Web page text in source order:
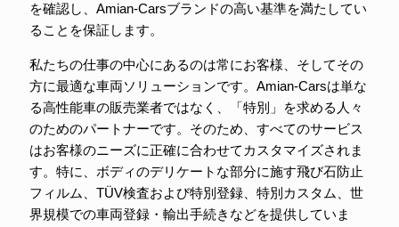
を確認し、Amian-Carsブランドの高い基準を満たしてい
ることを保証します。
私たちの仕事の中心にあるのは常にお客様、そしてその
方に最適な車両ソリューションです。Amian-Carsは単な
る高性能車の販売業者ではなく、「特別」を求める人々
のためのパートナーです。そのため、すべてのサービス
はお客様のニーズに正確に合わせてカスタマイズされま
す。特に、ボディのデリケートな部分に施す飛び石防止
フィルム、TÜV検査および特別登録、特別カスタム、世
界規模での車両登録・輸出手続きなどを提供していま